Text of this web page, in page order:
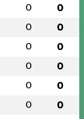
0 0
0 0
0 0
0 0
0 0
0 0